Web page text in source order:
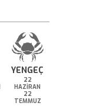
YENGEÇ
22
HAZİRAN
22
TEMMUZ